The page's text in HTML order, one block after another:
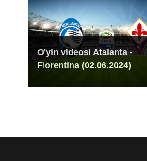
O'yin videosi Atalanta -
Fiorentina (02.06.2024)